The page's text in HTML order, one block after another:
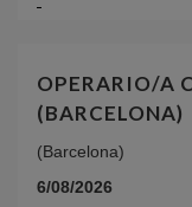
OPERARIO/A
(BARCELONA)
(Barcelona)
6/08/2026